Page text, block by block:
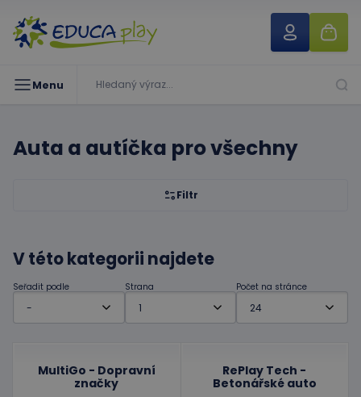
Menu
Auta a autíčka pro všechny
Filtr
V této kategorii najdete
Seřadit podle Strana Počet na stránce
MultiGo - Dopravní
značky
RePlay Tech -
Betonářské auto